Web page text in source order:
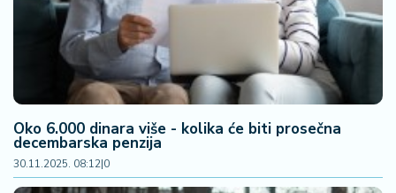
Oko 6.000 dinara više - kolika će biti prosečna
decembarska penzija
30.11.2025. 08:12|0